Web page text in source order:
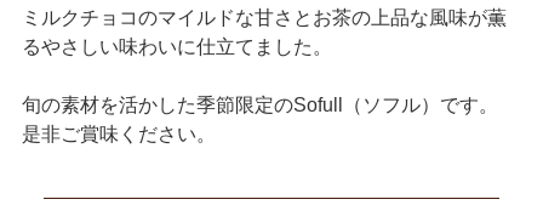
ミルクチョコのマイルドな甘さとお茶の上品な風味が薫
るやさしい味わいに仕立てました。
旬の素材を活かした季節限定のSofull（ソフル）です。
是非ご賞味ください。